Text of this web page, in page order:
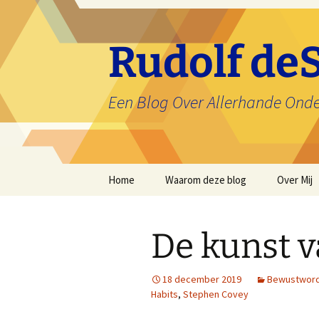
inhoud
Rudolf
Een Blog Over Allerhande
Home Waarom deze blog Over Mij
De kunst
18 december 2019
Habits, Stephen Covey